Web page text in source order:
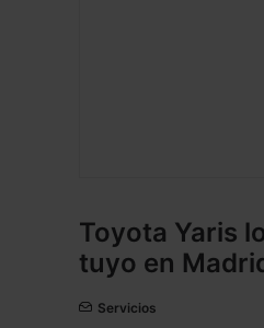
Toyota Yaris
tuyo en
Servicios